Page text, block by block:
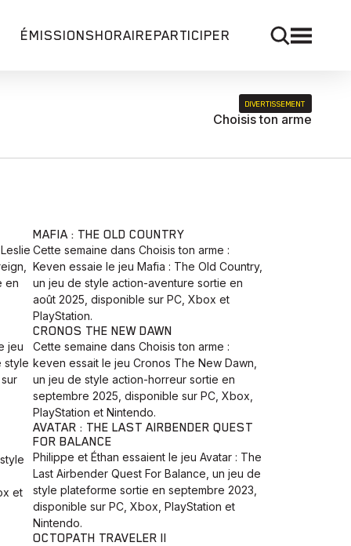
ÉMISSIONSHORAIREPARTICIPER
DIVERTISSEMENT
Choisis ton arme
en
MAFIA : THE OLD COUNTRY
Cette semaine dans Choisis ton arme :
Keven essaie le jeu Mafia : The Old Country,
un jeu de style action-aventure sortie en
août 2025, disponible sur PC, Xbox et
PlayStation.
jeu
style
CRONOS THE NEW DAWN
Cette semaine dans Choisis ton arme :
keven essait le jeu Cronos The New Dawn,
un jeu de style action-horreur sortie en
septembre 2025, disponible sur PC, Xbox,
PlayStation et Nintendo.
et
AVATAR : THE LAST AIRBENDER QUEST
FOR BALANCE
Philippe et Éthan essaient le jeu Avatar : The
Last Airbender Quest For Balance, un jeu de
style plateforme sortie en septembre 2023,
disponible sur PC, Xbox, PlayStation et
Nintendo.
OCTOPATH TRAVELER II